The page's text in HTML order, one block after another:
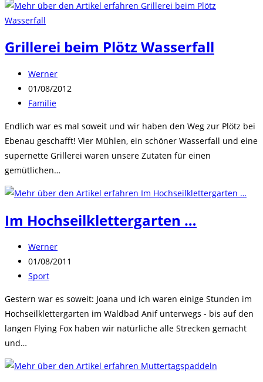
Grillerei beim Plötz Wasserfall
Beitrags-
Autor:
Werner
Beitrag
veröffentlicht:
01/08/2012
Beitrags-
Familie
Endlich war es mal soweit und wir haben den Weg zur Plötz bei
Ebenau geschafft! Vier Mühlen, ein schöner Wasserfall und eine
supernette Grillerei waren unsere Zutaten für einen
gemütlichen…
Im Hochseilklettergarten …
Beitrags-
Autor:
Werner
Beitrag
veröffentlicht:
01/08/2011
Beitrags-
Sport
Gestern war es soweit: Joana und ich waren einige Stunden im
Hochseilklettergarten im Waldbad Anif unterwegs - bis auf den
langen Flying Fox haben wir natürliche alle Strecken gemacht
und…